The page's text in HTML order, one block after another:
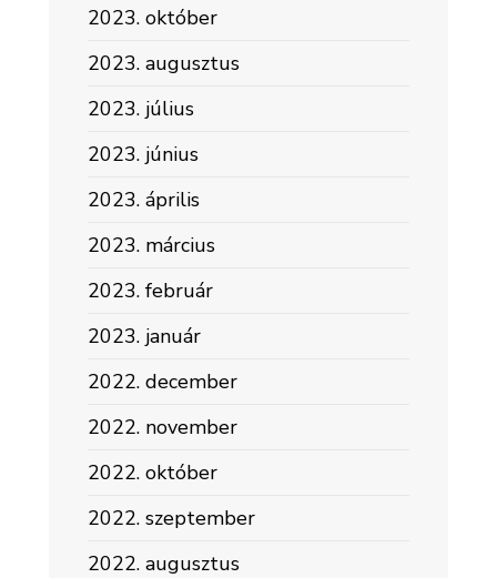
2023. október
2023. augusztus
2023. július
2023. június
2023. április
2023. március
2023. február
2023. január
2022. december
2022. november
2022. október
2022. szeptember
2022. augusztus